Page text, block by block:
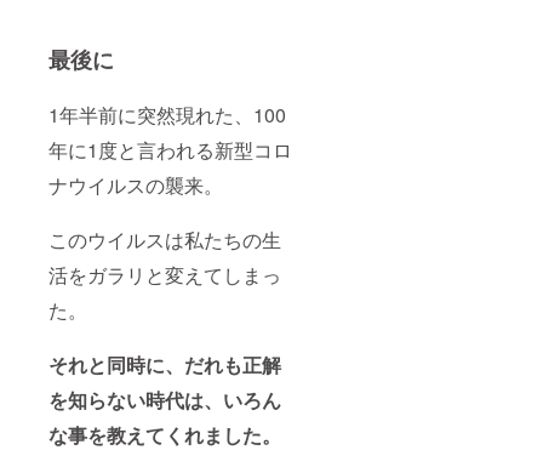
最後に
1年半前に突然現れた、100
年に1度と言われる新型コロ
ナウイルスの襲来。
このウイルスは私たちの生
活をガラリと変えてしまっ
た。
それと同時に、だれも正解
を知らない時代は、いろん
な事を教えてくれました。